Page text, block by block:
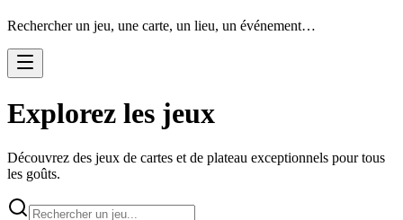
Rechercher un jeu, une carte, un lieu, un événement…
Explorez les jeux
Découvrez des jeux de cartes et de plateau exceptionnels pour tous
les goûts.